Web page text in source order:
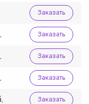
Заказать
Заказать
Заказать
Заказать
Заказать